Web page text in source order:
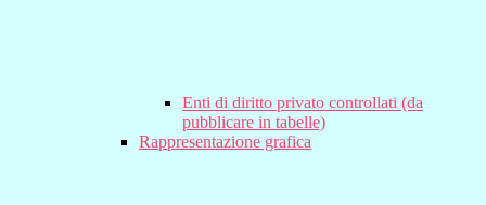
Enti di diritto privato controllati (da
pubblicare in tabelle)
Rappresentazione grafica